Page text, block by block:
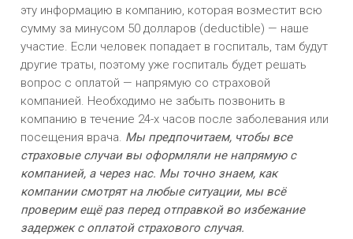
эту информацию в компанию, которая возместит всю
сумму за минусом 50 долларов (deductible) — наше
участие. Если человек попадает в госпиталь, там будут
другие траты, поэтому уже госпиталь будет решать
вопрос с оплатой — напрямую со страховой
компанией. Необходимо не забыть позвонить в
компанию в течение 24-х часов после заболевания или
посещения врача. Мы предпочитаем, чтобы все
страховые случаи вы оформляли не напрямую с
компанией, а через нас. Мы точно знаем, как
компании смотрят на любые ситуации, мы всё
проверим ещё раз перед отправкой во избежание
задержек с оплатой страхового случая.